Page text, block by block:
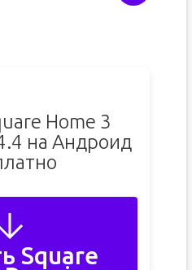
Home 3
на Андроид
Square